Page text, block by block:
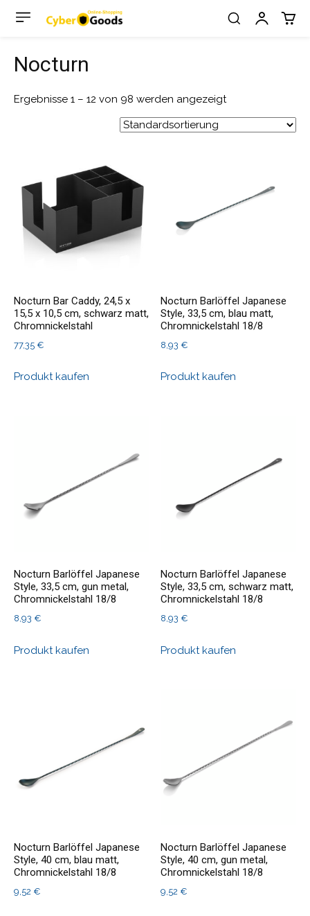
Nocturn
Ergebnisse 1 – 12 von 98 werden angezeigt
Nocturn Bar Caddy, 24,5 x
15,5 x 10,5 cm, schwarz matt,
Chromnickelstahl
77,35 €
Produkt kaufen
Nocturn Barlöffel Japanese
Style, 33,5 cm, blau matt,
Chromnickelstahl 18/8
8,93€
Produkt kaufen
Nocturn Barlöffel Japanese
Style, 33,5 cm, gun metal,
Chromnickelstahl 18/8
8,93 €
Produkt kaufen
Nocturn Barlöffel Japanese
Style, 33,5 cm, schwarz matt,
Chromnickelstahl 18/8
8,93€
Produkt kaufen
Nocturn Barlöffel Japanese
Style, 40 cm, blau matt,
Chromnickelstahl 18/8
9,52 €
Nocturn Barlöffel Japanese
Style, 40 cm, gun metal,
Chromnickelstahl 18/8
9,52€